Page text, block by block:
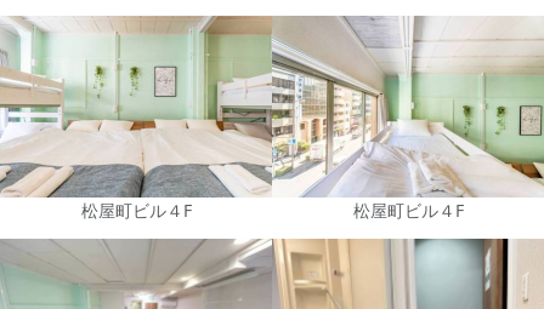
松屋町ビル４F 松屋町ビル４F